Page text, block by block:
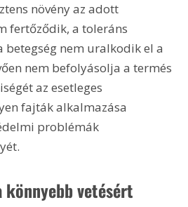
növény az adott
fertőződik, a toleráns
betegség nem uralkodik el a
nem befolyásolja a termés
az esetleges
fajták alkalmazása
problémák
vetésért